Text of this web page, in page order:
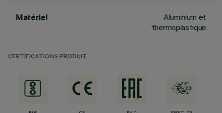
Matériel
Aluminium et
thermoplastique
CERTIFICATIONS PRODUIT